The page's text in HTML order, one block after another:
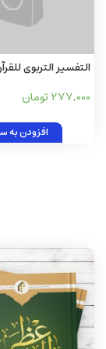
التفسیر التربوی
277,000 تومان
افزودن به